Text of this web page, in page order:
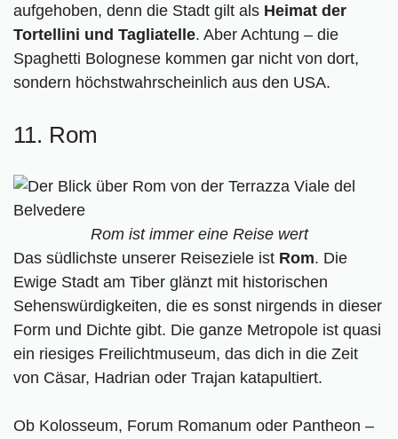
aufgehoben, denn die Stadt gilt als Heimat der
Tortellini und Tagliatelle. Aber Achtung – die
Spaghetti Bolognese kommen gar nicht von dort,
sondern höchstwahrscheinlich aus den USA.
11. Rom
Rom ist immer eine Reise wert
Das südlichste unserer Reiseziele ist Rom. Die
Ewige Stadt am Tiber glänzt mit historischen
Sehenswürdigkeiten, die es sonst nirgends in dieser
Form und Dichte gibt. Die ganze Metropole ist quasi
ein riesiges Freilichtmuseum, das dich in die Zeit
von Cäsar, Hadrian oder Trajan katapultiert.
Ob Kolosseum, Forum Romanum oder Pantheon –